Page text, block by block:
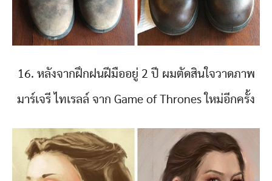
16. หลังจากฝึกฝนฝีมืออยู่ 2 ปี ผมตัดสินใจวาดภาพ
มาร์เจรี ไทเรลล์ จาก Game of Thrones ใหม่อีกครั้ง